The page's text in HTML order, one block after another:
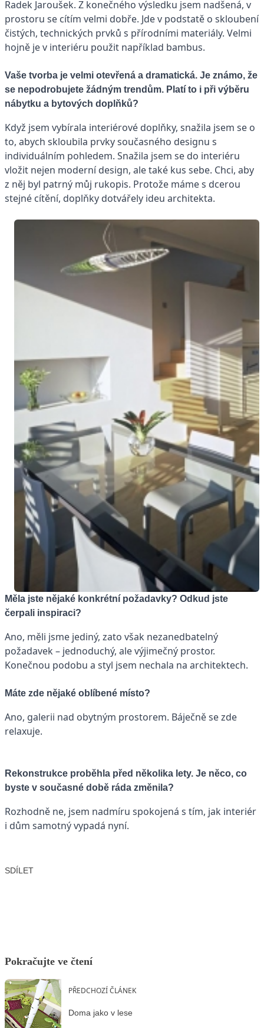
Radek Jaroušek. Z konečného výsledku jsem nadšená, v
prostoru se cítím velmi dobře. Jde v podstatě o skloubení
čistých, technických prvků s přírodními materiály. Velmi
hojně je v interiéru použit například bambus.
Vaše tvorba je velmi otevřená a dramatická. Je známo, že
se nepodrobujete žádným trendům. Platí to i při výběru
nábytku a bytových doplňků?
Když jsem vybírala interiérové doplňky, snažila jsem se o
to, abych skloubila prvky současného designu s
individuálním pohledem. Snažila jsem se do interiéru
vložit nejen moderní design, ale také kus sebe. Chci, aby
z něj byl patrný můj rukopis. Protože máme s dcerou
stejné cítění, doplňky dotvářely ideu architekta.
Měla jste nějaké konkrétní požadavky? Odkud jste
čerpali inspiraci?
Ano, měli jsme jediný, zato však nezanedbatelný
požadavek – jednoduchý, ale výjimečný prostor.
Konečnou podobu a styl jsem nechala na architektech.
Máte zde nějaké oblíbené místo?
Ano, galerii nad obytným prostorem. Báječně se zde
relaxuje.
Rekonstrukce proběhla před několika lety. Je něco, co
byste v současné době ráda změnila?
Rozhodně ne, jsem nadmíru spokojená s tím, jak interiér
i dům samotný vypadá nyní.
SDÍLET
Pokračujte ve čtení
PŘEDCHOZÍ ČLÁNEK
Doma jako v lese